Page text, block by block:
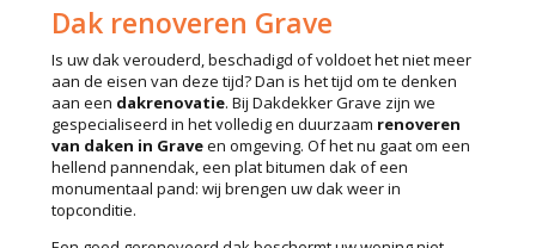
Dak renoveren Grave
Is uw dak verouderd, beschadigd of voldoet het niet meer
aan de eisen van deze tijd? Dan is het tijd om te denken
aan een dakrenovatie. Bij Dakdekker Grave zijn we
gespecialiseerd in het volledig en duurzaam renoveren
van daken in Graveen omgeving. Of het nu gaat om een
hellend pannendak, een plat bitumen dak of een
monumentaal pand: wij brengen uw dak weer in
topconditie.